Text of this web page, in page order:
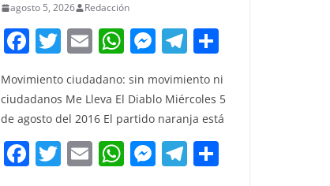
agosto 5, 2026 Redacción
F
a
c
e
b
o
T
w
itt
er
E
m
ai
l
W
h
at
s
A
p
M
ss
e
n
g
T
e
gr
a
m
o
m
p
Movimiento ciudadano: sin movimiento ni
ciudadanos Me Lleva El Diablo Miércoles 5
de agosto del 2016 El partido naranja está
F T E W M T